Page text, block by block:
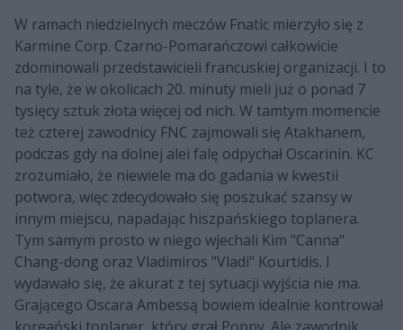
W ramach niedzielnych meczów Fnatic mierzyło się z
Karmine Corp. Czarno-Pomarańczowi całkowicie
zdominowali przedstawicieli francuskiej organizacji. I to
na tyle, że w okolicach 20. minuty mieli już o ponad 7
tysięcy sztuk złota więcej od nich. W tamtym momencie
też czterej zawodnicy FNC zajmowali się Atakhanem,
podczas gdy na dolnej alei falę odpychał Oscarinin. KC
zrozumiało, że niewiele ma do gadania w kwestii
potwora, więc zdecydowało się poszukać szansy w
innym miejscu, napadając hiszpańskiego toplanera.
Tym samym prosto w niego wjechali Kim "Canna"
Chang-dong oraz Vladimiros "Vladi" Kourtidis. I
wydawało się, że akurat z tej sytuacji wyjścia nie ma.
Grającego Oscara Ambessą bowiem idealnie kontrował